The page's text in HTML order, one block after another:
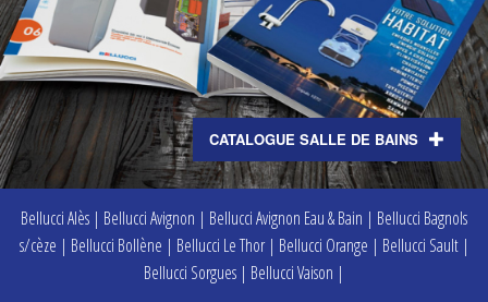
CATALOGUE SALLE DE BAINS
Bellucci Alès | Bellucci Avignon | Bellucci Avignon Eau & Bain | Bellucci Bagnols
s/cèze | Bellucci Bollène | Bellucci Le Thor| Bellucci Orange | Bellucci Sault|
Bellucci Sorgues | Bellucci Vaison |